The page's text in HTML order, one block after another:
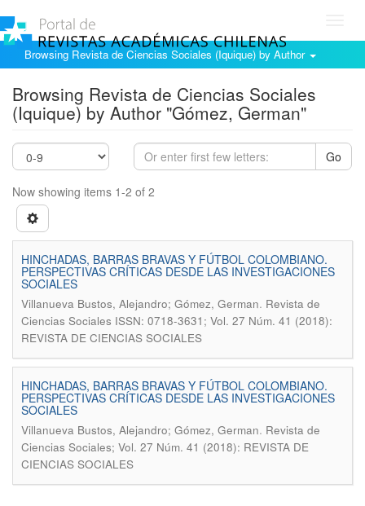
Browsing Revista de Ciencias Sociales (Iquique) by Author
Browsing Revista de Ciencias Sociales
(Iquique) by Author "Gómez, German"
Go
Now showing items 1-2 of 2
HINCHADAS, BARRAS BRAVAS Y FÚTBOL COLOMBIANO.
PERSPECTIVAS CRÍTICAS DESDE LAS INVESTIGACIONES
SOCIALES
Villanueva Bustos, Alejandro; Gómez, German. Revista de
Ciencias Sociales ISSN: 0718-3631; Vol. 27 Núm. 41 (2018):
REVISTA DE CIENCIAS SOCIALES
HINCHADAS, BARRAS BRAVAS Y FÚTBOL COLOMBIANO.
PERSPECTIVAS CRÍTICAS DESDE LAS INVESTIGACIONES
SOCIALES
Villanueva Bustos, Alejandro; Gómez, German. Revista de
Ciencias Sociales; Vol. 27 Núm. 41 (2018): REVISTA DE
CIENCIAS SOCIALES